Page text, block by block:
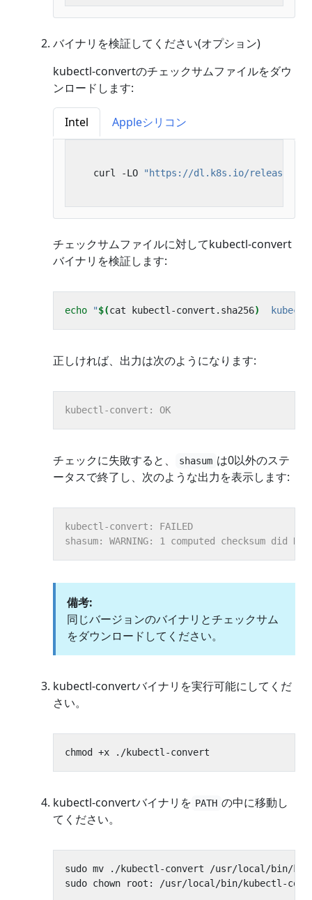
バイナリを検証してください(オプション)
kubectl-convertのチェックサムファイルをダウ
ンロードします:
Intel Appleシリコン
   curl -LO
"https://dl.k8s.io/release/
チェックサムファイルに対してkubectl-convert
バイナリを検証します:
echo "$(cat kubectl-convert.sha256)
正しければ、出力は次のようになります:
チェックに失敗すると、 shasum は0以外のステ
ータスで終了し、次のような出力を表示します:
備考:
同じバージョンのバイナリとチェックサム
をダウンロードしてください。
kubectl-convertバイナリを実行可能にしてくだ
さい。
kubectl-convertバイナリを PATH の中に移動し
てください。